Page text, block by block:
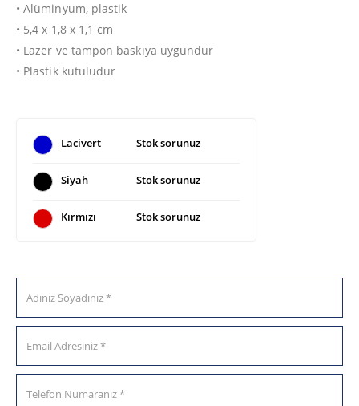
• Alüminyum, plastik
• 5,4 x 1,8 x 1,1 cm
• Lazer ve tampon baskıya uygundur
• Plastik kutuludur
Lacivert Stok sorunuz
Siyah Stok sorunuz
Kırmızı Stok sorunuz